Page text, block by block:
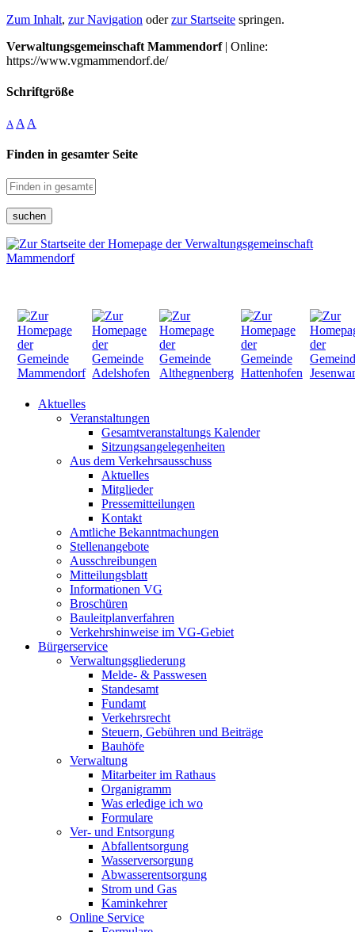
Zum Inhalt, zur Navigation oderzur Startseite springen.
Verwaltungsgemeinschaft Mammendorf| Online:
https://www.vgmammendorf.de/
Schriftgröße
A A A
Finden in gesamter Seite
suchen
Aktuelles
Veranstaltungen
Gesamtveranstaltungs Kalender
Sitzungsangelegenheiten
Aus dem Verkehrsausschuss
Aktuelles
Mitglieder
Pressemitteilungen
Kontakt
Amtliche Bekanntmachungen
Stellenangebote
Ausschreibungen
Mitteilungsblatt
Informationen VG
Broschüren
Bauleitplanverfahren
Verkehrshinweise im VG-Gebiet
Bürgerservice
Verwaltungsgliederung
Melde- & Passwesen
Standesamt
Fundamt
Verkehrsrecht
Steuern, Gebühren und Beiträge
Bauhöfe
Verwaltung
Mitarbeiter im Rathaus
Organigramm
Was erledige ich wo
Formulare
Ver- und Entsorgung
Abfallentsorgung
Wasserversorgung
Abwasserentsorgung
Strom und Gas
Kaminkehrer
Online Service